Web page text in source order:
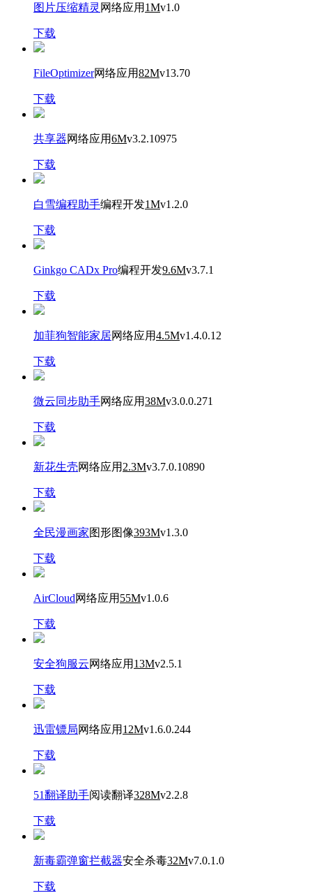
图片压缩精灵 网络应用 1Mv1.0
下载
FileOptimizer网络应用82Mv13.70
下载
共享器网络应用6Mv3.2.10975
下载
白雪编程助手编程开发1Mv1.2.0
下载
Ginkgo CADx Pro编程开发9.6Mv3.7.1
下载
加菲狗智能家居网络应用4.5Mv1.4.0.12
下载
微云同步助手网络应用38Mv3.0.0.271
下载
新花生壳网络应用 2.3Mv3.7.0.10890
下载
全民漫画家图形图像393Mv1.3.0
下载
AirCloud网络应用 55Mv1.0.6
下载
安全狗服云网络应用 13Mv2.5.1
下载
迅雷镖局网络应用 12Mv1.6.0.244
下载
51翻译助手阅读翻译328Mv2.2.8
下载
新毒霸弹窗拦截器安全杀毒32Mv7.0.1.0
下载